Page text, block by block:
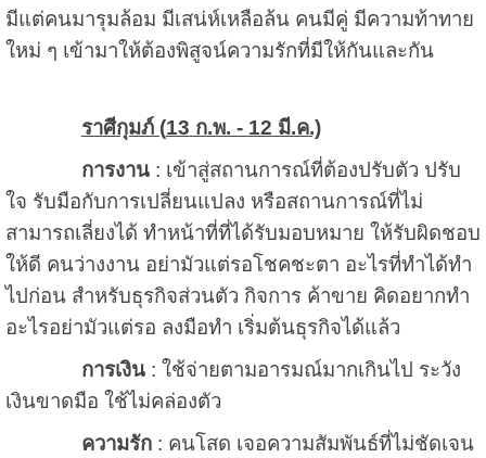
มีแต่คนมารุมล้อม มีเสน่ห์เหลือล้น คนมีคู่ มีความท้าทาย
ใหม่ ๆ เข้ามาให้ต้องพิสูจน์ความรักที่มีให้กันและกัน
ราศีกุมภ์ (13 ก.พ. - 12 มี.ค.)
การงาน: เข้าสู่สถานการณ์ที่ต้องปรับตัว ปรับ
ใจ รับมือกับการเปลี่ยนแปลง หรือสถานการณ์ที่ไม่
สามารถเลี่ยงได้ ทำหน้าที่ที่ได้รับมอบหมาย ให้รับผิดชอบ
ให้ดี คนว่างงาน อย่ามัวแต่รอโชคชะตา อะไรที่ทำได้ทำ
ไปก่อน สำหรับธุรกิจส่วนตัว กิจการ ค้าขาย คิดอยากทำ
อะไรอย่ามัวแต่รอ ลงมือทำ เริ่มต้นธุรกิจได้แล้ว
การเงิน: ใช้จ่ายตามอารมณ์มากเกินไป ระวัง
เงินขาดมือ ใช้ไม่คล่องตัว
ความรัก: คนโสด เจอความสัมพันธ์ที่ไม่ชัดเจน